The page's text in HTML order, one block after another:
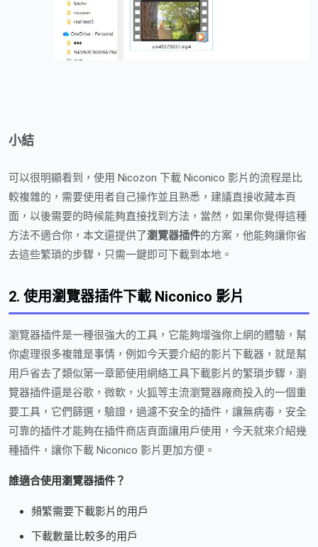
小結
可以很明顯看到，使用 Nicozon 下載 Niconico 影片的流程是比
較複雜的，需要使用者自己操作並且熟悉，建議直接收藏本頁
面，以後需要的時候能夠直接找到方法，當然，如果你覺得這種
方法不適合你，本文還提供了瀏覽器插件的方案，他能夠讓你省
去這些繁瑣的步驟，只需一鍵即可下載到本地。
2. 使用瀏覽器插件下載 Niconico 影片
瀏覽器插件是一種很強大的工具，它能夠增強你上網的體驗，幫
你處理很多複雜是事情，例如今天要介紹的影片下載器，就是幫
用戶省去了類似第一章節使用網絡工具下載影片的繁瑣步驟，瀏
覽器插件還是谷歌，微軟，火狐等主流瀏覽器廠商投入的一個重
要工具，它們篩選，驗證，過濾不安全的插件，讓無病毒，安全
可靠的插件才能夠在插件商店頁面讓用戶使用，今天就來介紹幾
種插件，讓你下載 Niconico 影片更加方便。
誰適合使用瀏覽器插件？
頻繁需要下載影片的用戶
下載數量比較多的用戶